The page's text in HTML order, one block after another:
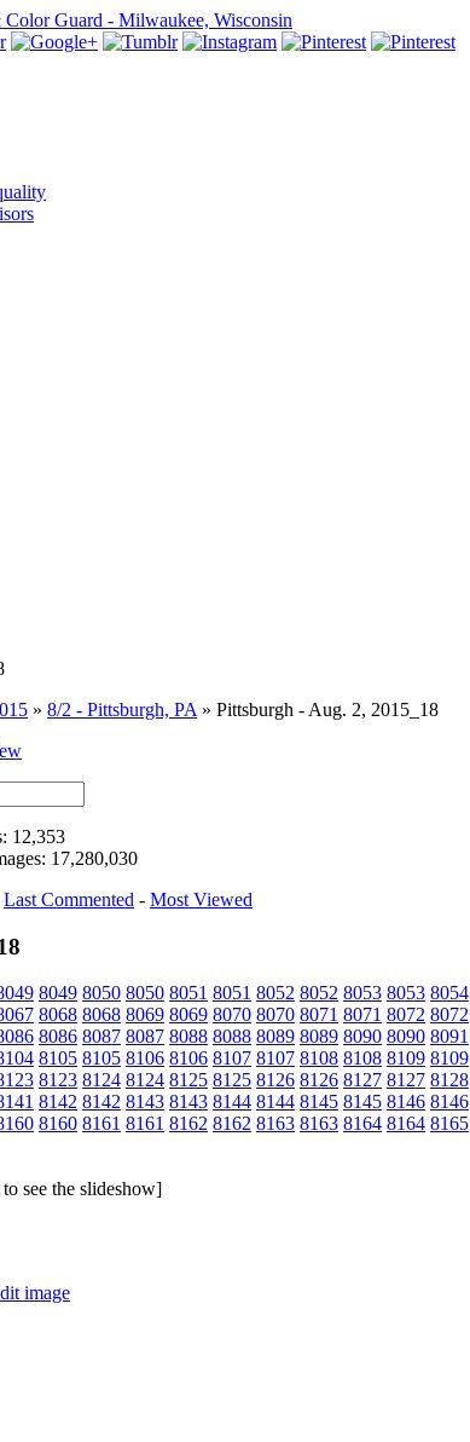
» 8/2 - Pittsburgh, PA » Pittsburgh - Aug. 2, 2015_18
12,353
17,280,030
Last Commented - Most Viewed
8049 8050 8050 8051 8051 8052 8052 8053 8053 8054
8068 8068 8069 8069 8070 8070 8071 8071 8072 8072
8086 8087 8087 8088 8088 8089 8089 8090 8090 8091
8105 8105 8106 8106 8107 8107 8108 8108 8109 8109
8123 8124 8124 8125 8125 8126 8126 8127 8127 8128
8142 8142 8143 8143 8144 8144 8145 8145 8146 8146
8160 8161 8161 8162 8162 8163 8163 8164 8164 8165
see the slideshow]